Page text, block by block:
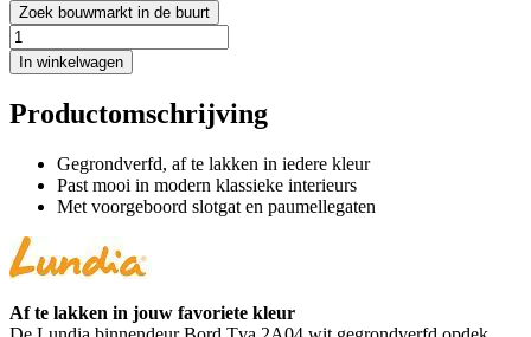
Zoek bouwmarkt in de buurt
In winkelwagen
Productomschrijving
Gegrondverfd, af te lakken in iedere kleur
Past mooi in modern klassieke interieurs
Met voorgeboord slotgat en paumellegaten
Af te lakken in jouw favoriete kleur